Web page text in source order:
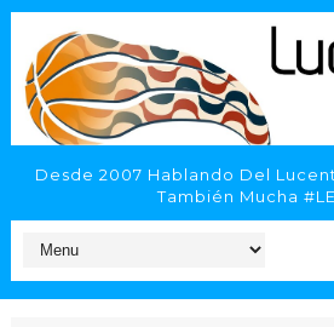
Desde 2007 Hablando Del
También Mucha